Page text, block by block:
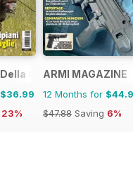
Cinofilia Venatoria
$36.99
23%
ARMI MAGAZINE
12 Months for
$47.88 Saving 6%